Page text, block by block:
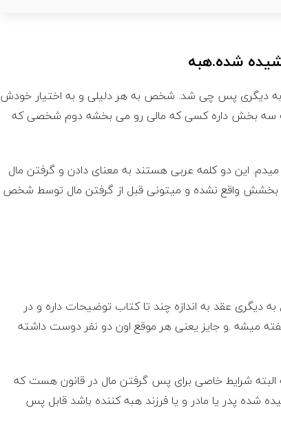
شده.هبه
به دیگری پس چی شد. شخص به هر دلیلی و به اختیار خودش
سه بخش داره کسی که مالی رو می بخشه دوم شخصی که
این دو کلمه عربی هستند به معنای دادن و گرفتن مال
واقع نشده و میتونی قبل از گرفتن مال توسط شخص
عقد به اندازه چند تا کتاب توضیحات داره و در
میشه .و جایز یعنی هر موقع اون دو نفر دوست داشته
البته شرایط خاصی برای پس گرفتن مال در قانون هست که
شده پدر یا مادر و یا فرزند هبه کننده باشد قابل پس